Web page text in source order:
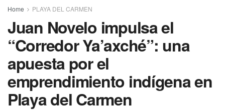
Home PLAYA DEL CARMEN
Juan Novelo impulsa el
“Corredor Ya’axché”: una
apuesta por el
emprendimiento indígena en
Playa del Carmen